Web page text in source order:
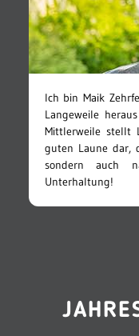
Ich bin Maik
Langeweile
Mittlerweile stellt
guten Laune dar,
sondern auch
Unterhaltung!